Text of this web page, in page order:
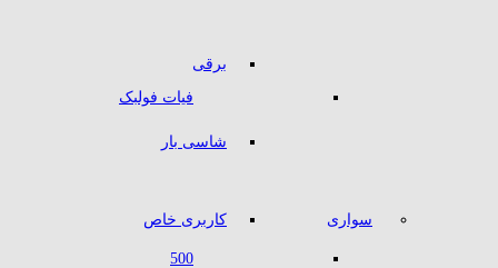
برقی
شاسی بار
کاربری خاص
فیات فولبک
سواری
500